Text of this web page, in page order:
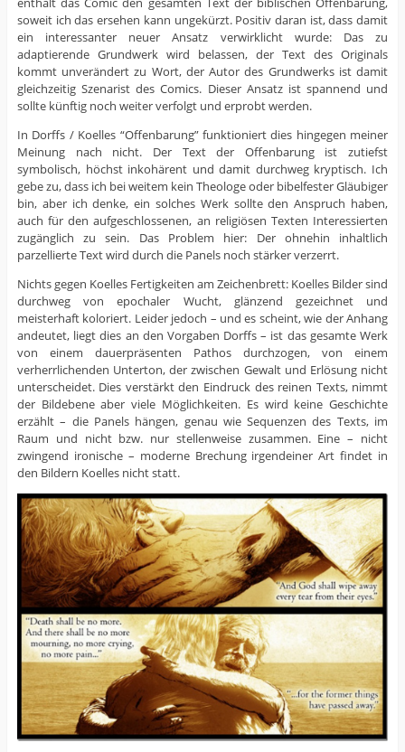
soweit ich das ersehen kann ungekürzt. Positiv daran ist, dass damit
ein interessanter neuer Ansatz verwirklicht wurde: Das zu
adaptierende Grundwerk wird belassen, der Text des Originals
kommt unverändert zu Wort, der Autor des Grundwerks ist damit
gleichzeitig Szenarist des Comics. Dieser Ansatz ist spannend und
sollte künftig noch weiter verfolgt und erprobt werden.
In Dorffs / Koelles “Offenbarung” funktioniert dies hingegen meiner
Meinung nach nicht. Der Text der Offenbarung ist zutiefst
symbolisch, höchst inkohärent und damit durchweg kryptisch. Ich
gebe zu, dass ich bei weitem kein Theologe oder bibelfester Gläubiger
bin, aber ich denke, ein solches Werk sollte den Anspruch haben,
auch für den aufgeschlossenen, an religiösen Texten Interessierten
zugänglich zu sein. Das Problem hier: Der ohnehin inhaltlich
parzellierte Text wird durch die Panels noch stärker verzerrt.
Nichts gegen Koelles Fertigkeiten am Zeichenbrett: Koelles Bilder sind
durchweg von epochaler Wucht, glänzend gezeichnet und
meisterhaft koloriert. Leider jedoch – und es scheint, wie der Anhang
andeutet, liegt dies an den Vorgaben Dorffs – ist das gesamte Werk
von einem dauerpräsenten Pathos durchzogen, von einem
verherrlichenden Unterton, der zwischen Gewalt und Erlösung nicht
unterscheidet. Dies verstärkt den Eindruck des reinen Texts, nimmt
der Bildebene aber viele Möglichkeiten. Es wird keine Geschichte
erzählt – die Panels hängen, genau wie Sequenzen des Texts, im
Raum und nicht bzw. nur stellenweise zusammen. Eine – nicht
zwingend ironische – moderne Brechung irgendeiner Art findet in
den Bildern Koelles nicht statt.